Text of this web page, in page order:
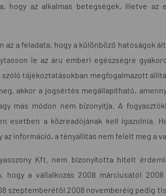
hogy az alkalmas betegségek, illetve az
az a feladata, hogy a különböző
le az áru emberi egészségre
tájékoztatásokban megfogalmazott
akkor a jogsértés megállapítható,
más módon nem bizonyítja. A
esetben a közreadójának kell igazolnia.
információ, a tényállítás nem felelt meg a
Kft. nem bizonyította hitelt
hogy a vállalkozás 2008 márciusától
szeptemberétől 2008 novemberéig pedig